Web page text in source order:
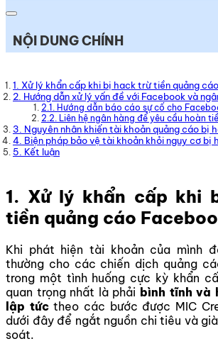
NỘI DUNG CHÍNH
1. Xử lý khẩn cấp khi bị hack trừ tiền quảng
2. Hướng dẫn xử lý vấn đề với Facebook và
2.1. Hướng dẫn báo cáo sự cố cho
2.2. Liên hệ ngân hàng để yêu cầu hoàn
3. Nguyên nhân khiến tài khoản quảng cáo bị
4. Biện pháp bảo vệ tài khoản khỏi nguy cơ bị
5. Kết luận
1. Xử lý khẩn cấp khi
tiền quảng cáo
Khi phát hiện tài khoản của mình
thường cho các chiến dịch quảng
trong một tình huống cực kỳ khẩn
quan trọng nhất là phải bình tĩnh và
lập tứctheo các bước được MIC
dưới đây để ngắt nguồn chi tiêu và
soát.